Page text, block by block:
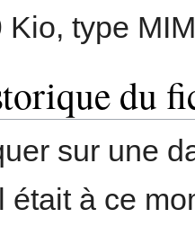
Kio, type
du
sur une
était à ce